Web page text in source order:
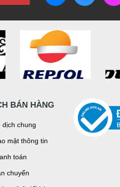
BÁN HÀNG
chung
mật thông tin
toán
chuyển